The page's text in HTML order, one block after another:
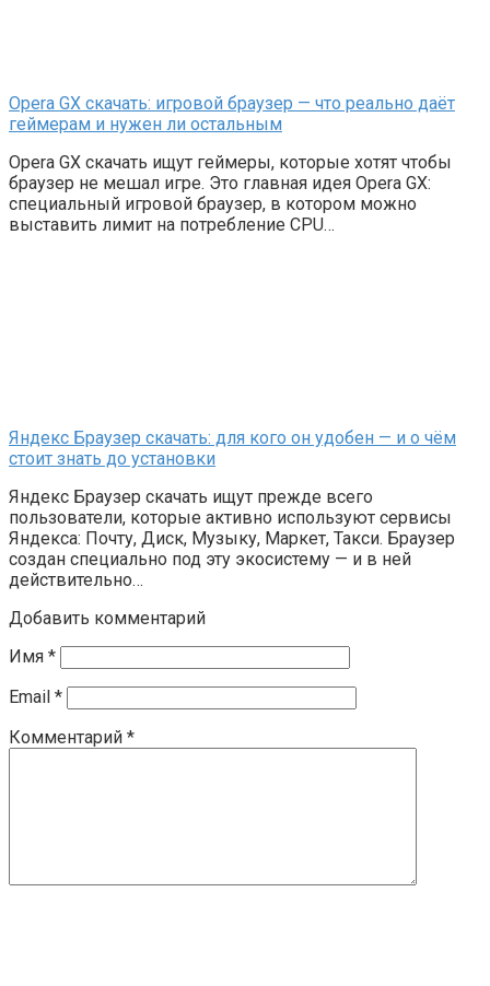
Opera GX скачать: игровой браузер — что реально даёт
геймерам и нужен ли остальным
Opera GX скачать ищут геймеры, которые хотят чтобы
браузер не мешал игре. Это главная идея Opera GX:
специальный игровой браузер, в котором можно
выставить лимит на потребление CPU…
Яндекс Браузер скачать: для кого он удобен — и о чём
стоит знать до установки
Яндекс Браузер скачать ищут прежде всего
пользователи, которые активно используют сервисы
Яндекса: Почту, Диск, Музыку, Маркет, Такси. Браузер
создан специально под эту экосистему — и в ней
действительно…
Добавить комментарий
Имя *
Email *
Комментарий *